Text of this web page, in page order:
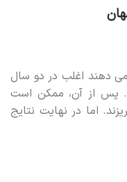
می دهند اغلب در دو سال
پس از آن، ممکن است
اما در نهایت نتایج